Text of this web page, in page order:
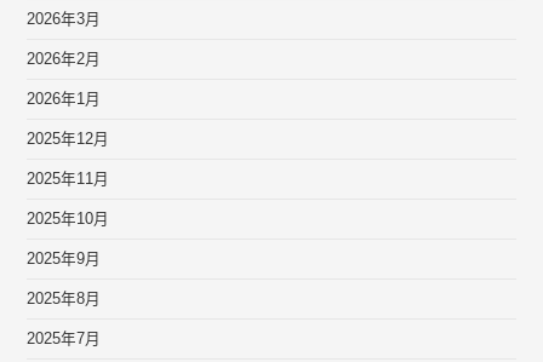
2026年3月
2026年2月
2026年1月
2025年12月
2025年11月
2025年10月
2025年9月
2025年8月
2025年7月